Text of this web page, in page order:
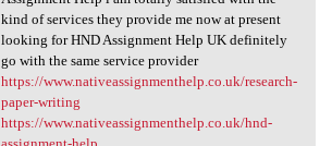
kind of services they provide me now at present
looking for HND Assignment Help UK definitely
go with the same service provider
https://www.nativeassignmenthelp.co.uk/research-
paper-writing
https://www.nativeassignmenthelp.co.uk/hnd-